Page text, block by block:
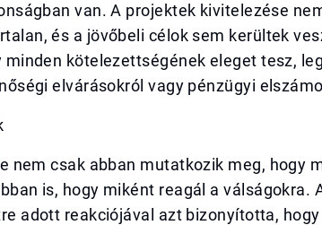
van. A projektek kivitelezése
és a jövőbeli célok sem kerültek
minden kötelezettségének eleget tesz,
elvárásokról vagy pénzügyi
nem csak abban mutatkozik meg, hogy
is, hogy miként reagál a válságokra.
adott reakciójával azt bizonyította, hogy